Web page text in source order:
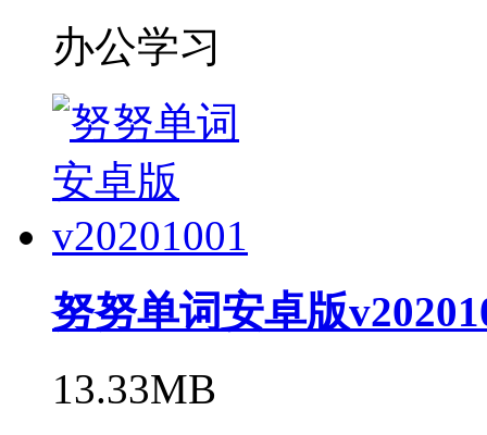
办公学习
努努单词安卓版
13.33MB